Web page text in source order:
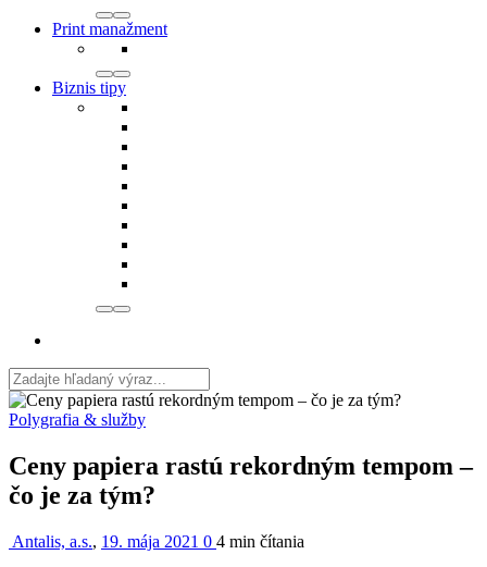
Print manažment
Biznis tipy
Polygrafia & služby
Ceny papiera rastú rekordným tempom –
čo je za tým?
Antalis, a.s., 19. mája 2021 0 4 min čítania